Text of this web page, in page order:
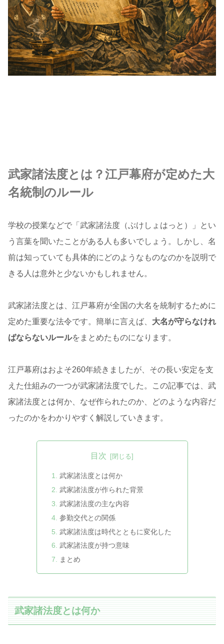
武家諸法度とは？江戸幕府が定めた大
名統制のルール
学校の授業などで「武家諸法度（ぶけしょはっと）」とい
う言葉を聞いたことがある人も多いでしょう。しかし、名
前は知っていても具体的にどのようなものなのかを説明で
きる人は意外と少ないかもしれません。
武家諸法度とは、江戸幕府が全国の大名を統制するために
定めた重要な法令です。簡単に言えば、 大名が守らなけれ
ばならないルールをまとめたものになります。
江戸幕府はおよそ260年続きましたが、その長い安定を支
えた仕組みの一つが武家諸法度でした。この記事では、武
家諸法度とは何か、なぜ作られたのか、どのような内容だ
ったのかをわかりやすく解説していきます。
目次
武家諸法度とは何か
武家諸法度が作られた背景
武家諸法度の主な内容
参勤交代との関係
武家諸法度は時代とともに変化した
武家諸法度が持つ意味
まとめ
武家諸法度とは何か